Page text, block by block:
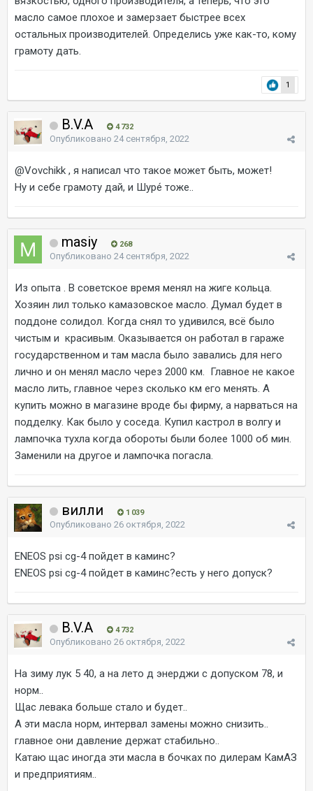
масло самое плохое и замерзает быстрее всех
остальных производителей. Определись уже как-то, кому
грамоту дать.
1
B.V.A 4 732
Опубликовано 24 сентября, 2022
@Vovchikk , я написал что такое может быть, может!
Ну и себе грамоту дай, и Шуре́ тоже..
masiy 268
Опубликовано 24 сентября, 2022
Из опыта . В советское время менял на жиге кольца.
Хозяин лил только камазовское масло. Думал будет в
поддоне солидол. Когда снял то удивился, всё было
чистым и красивым. Оказывается он работал в гараже
государственном и там масла было завались для него
лично и он менял масло через 2000 км. Главное не какое
масло лить, главное через сколько км его менять. А
купить можно в магазине вроде бы фирму, а нарваться на
подделку. Как было у соседа. Купил кастрол в волгу и
лампочка тухла когда обороты были более 1000 об мин.
Заменили на другое и лампочка погасла.
вилли 1 039
Опубликовано 26 октября, 2022
ENEOS psi cg-4 пойдет в каминс?
ENEOS psi cg-4 пойдет в каминс?есть у него допуск?
B.V.A 4 732
Опубликовано 26 октября, 2022
На зиму лук 5 40, а на лето д энерджи с допуском 78, и
норм..
Щас левака больше стало и будет..
А эти масла норм, интервал замены можно снизить..
главное они давление держат стабильно..
Катаю щас иногда эти масла в бочках по дилерам КамАЗ
и предприятиям..